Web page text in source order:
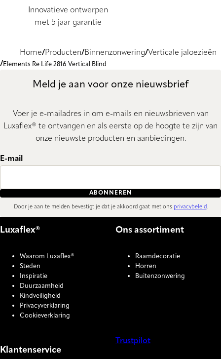
Innovatieve ontwerpen
met 5 jaar garantie
Home Producten Binnenzonwering Verticale jaloezieën
Elements Re Life 2816 Vertical Blind
Meld je aan voor onze nieuwsbrief
Voer je e-mailadres in om e-mails en nieuwsbrieven van
Luxaflex® te ontvangen en als eerste op de hoogte te zijn van
onze nieuwste producten en aanbiedingen.
E-mail
ABONNEREN
Door je aan te melden bevestigt je dat je akkoord gaat met ons privacybeleid.
Luxaflex®
Waarom Luxaflex®
Steden
Inspiratie
Duurzaamheid
Kindveiligheid
Privacyverklaring
Cookieverklaring
Ons assortiment
Raamdecoratie
Horren
Buitenzonwering
Klantenservice
Trustpilot